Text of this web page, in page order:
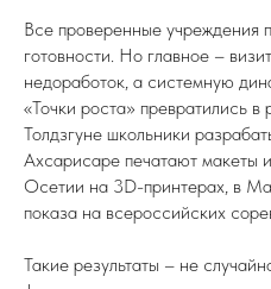
Все проверенные учреждения
готовности. Но главное –
недоработок, а системную
«Точки роста» превратились в
Толдзгуне школьники
Ахсарисаре печатают макеты
Осетии на 3D-принтерах, в
показа на всероссийских
Такие результаты – не